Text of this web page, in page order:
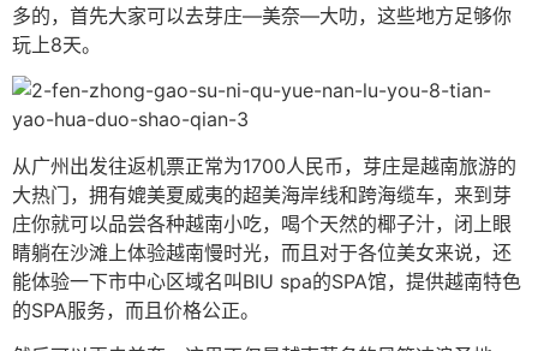
多的，首先大家可以去芽庄—美奈—大叻，这些地方足够你
玩上8天。
从广州出发往返机票正常为1700人民币，芽庄是越南旅游的
大热门，拥有媲美夏威夷的超美海岸线和跨海缆车，来到芽
庄你就可以品尝各种越南小吃，喝个天然的椰子汁，闭上眼
睛躺在沙滩上体验越南慢时光，而且对于各位美女来说，还
能体验一下市中心区域名叫BIU spa的SPA馆，提供越南特色
的SPA服务，而且价格公正。